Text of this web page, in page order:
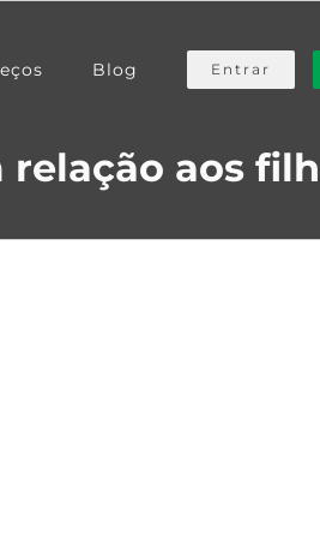
Blog Entrar
relação aos